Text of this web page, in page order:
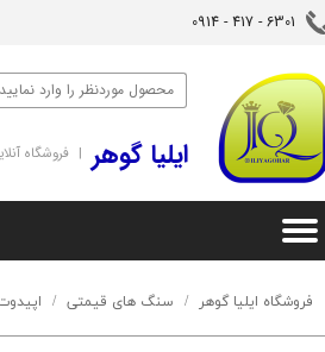
تغییر گذر واژه
سفارشات
خروج از حساب کاربری
6301 - 417 - 0914​​​​​​​
‌ایلیا گوهر | فروشگاه
فروشگاه ایلیا گوهر سنگ های قیمتی